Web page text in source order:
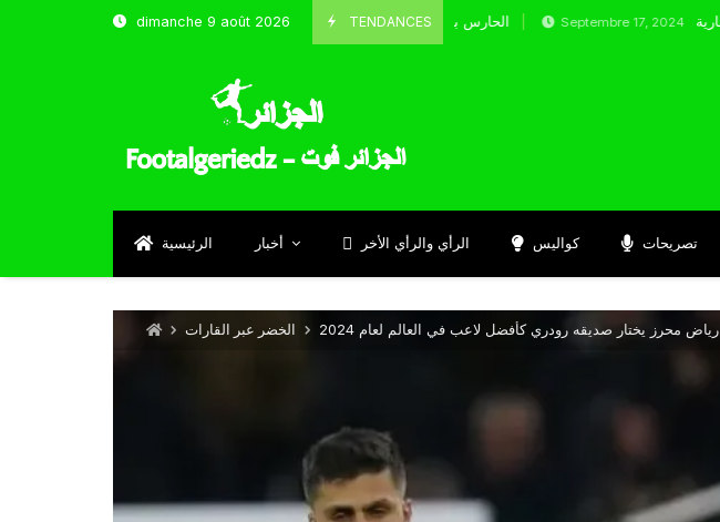
dimanche 9 août 2026 TENDANCES
الحارس بوحلفاية يتحدث عن طموحاته مع المنتخب و شباب قسنطينة Septembre 17, 2024
الرئيسية أخبار الرأي والرأي الأخر كواليس تصريحات
الخضر عبر القارات رياض محرز يختار صديقه رودري كأفضل لاعب في العالم لعام 2024